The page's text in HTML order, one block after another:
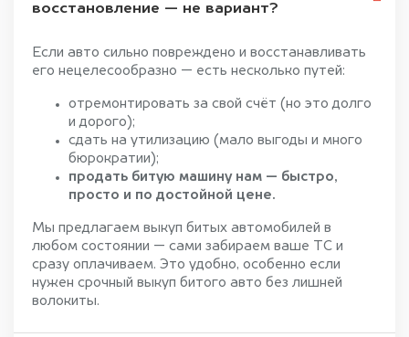
восстановление — не вариант?
Если авто сильно повреждено и восстанавливать
его нецелесообразно — есть несколько путей:
отремонтировать за свой счёт (но это долго
и дорого);
сдать на утилизацию (мало выгоды и много
бюрократии);
продать битую машину нам — быстро,
просто и по достойной цене.
Мы предлагаем выкуп битых автомобилей в
любом состоянии — сами забираем ваше ТС и
сразу оплачиваем. Это удобно, особенно если
нужен срочный выкуп битого авто без лишней
волокиты.